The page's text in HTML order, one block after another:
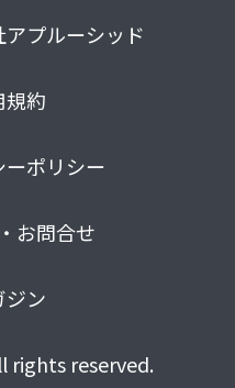
プルーシッド
規約
ーポリシー
お問合せ
ジン
rights reserved.